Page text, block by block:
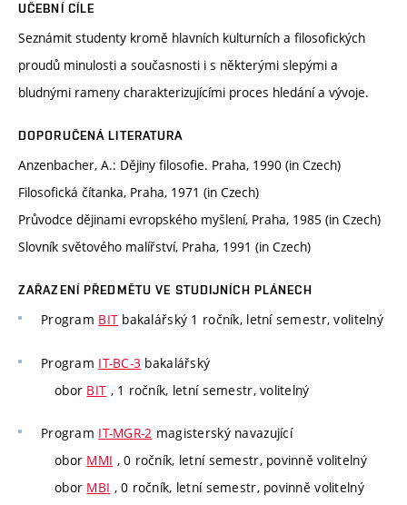
UČEBNÍ CÍLE
Seznámit studenty kromě hlavních kulturních a filosofických
proudů minulosti a současnosti i s některými slepými a
bludnými rameny charakterizujícími proces hledání a vývoje.
DOPORUČENÁ LITERATURA
Anzenbacher, A.: Dějiny filosofie. Praha, 1990 (in Czech)
Filosofická čítanka, Praha, 1971 (in Czech)
Průvodce dějinami evropského myšlení, Praha, 1985 (in Czech)
Slovník světového malířství, Praha, 1991 (in Czech)
ZAŘAZENÍ PŘEDMĚTU VE STUDIJNÍCH PLÁNECH
Program BIT bakalářský 1 ročník, letní semestr, volitelný
Program IT-BC-3 bakalářský
obor BIT , 1 ročník, letní semestr, volitelný
Program IT-MGR-2 magisterský navazující
obor MMI , 0 ročník, letní semestr, povinně volitelný
obor MBI , 0 ročník, letní semestr, povinně volitelný